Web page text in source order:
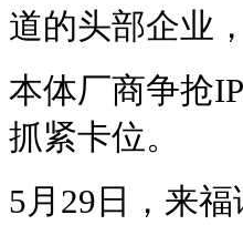
道的头部企业
本体厂商争抢
抓紧卡位。
5月29日，来